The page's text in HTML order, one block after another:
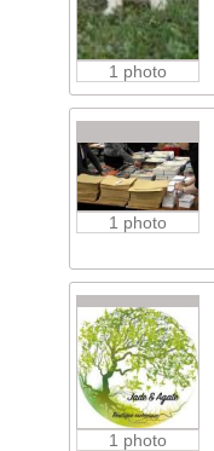
1 photo
1 photo
1 photo